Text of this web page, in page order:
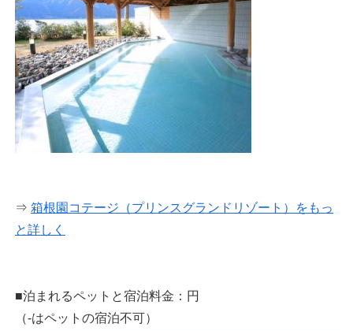
⇒ 箱根園コテージ（プリンスグランドリゾート）をもっ
と詳しく
■泊まれるペットと宿泊料金：円
（-はペットの宿泊不可）